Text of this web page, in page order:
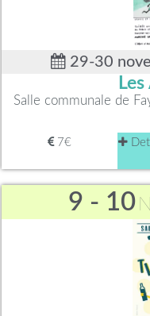
29-30
Salle communale de
7€
9 - 10